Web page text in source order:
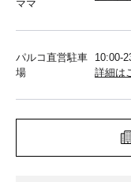
ママ
パルコ直営駐車
場
10:00-
詳細は